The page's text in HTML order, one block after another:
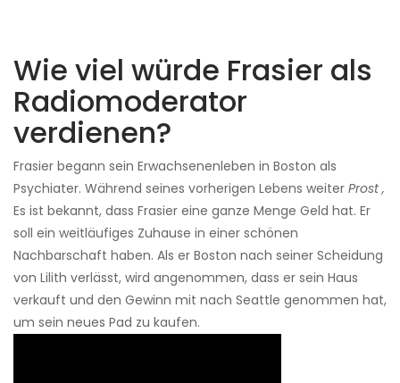
Wie viel würde Frasier als
Radiomoderator
verdienen?
Frasier begann sein Erwachsenenleben in Boston als
Psychiater. Während seines vorherigen Lebens weiter Prost ,
Es ist bekannt, dass Frasier eine ganze Menge Geld hat. Er
soll ein weitläufiges Zuhause in einer schönen
Nachbarschaft haben. Als er Boston nach seiner Scheidung
von Lilith verlässt, wird angenommen, dass er sein Haus
verkauft und den Gewinn mit nach Seattle genommen hat,
um sein neues Pad zu kaufen.